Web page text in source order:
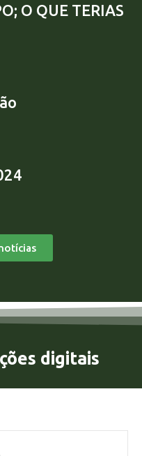
O QUE TERIAS
digitais